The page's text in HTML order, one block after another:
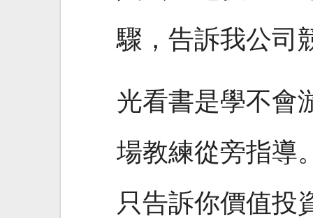
驟，告訴我公司
光看書是學不會
場教練從旁指導
只告訴你價值投